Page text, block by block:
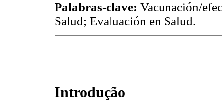
Palabras-clave: Vacunación/
Salud; Evaluación en Salud.
Introdução